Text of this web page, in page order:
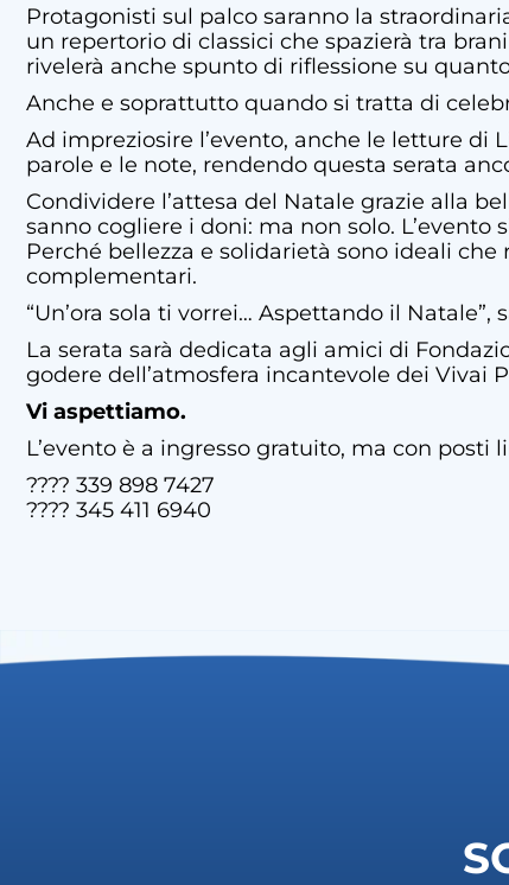
Protagonisti sul palco saranno la
un repertorio di classici che spazierà tra
rivelerà anche spunto di riflessione su
Anche e soprattutto quando si tratta di
Ad impreziosire l’evento, anche le letture
parole e le note, rendendo questa serata
Condividere l’attesa del Natale grazie alla
sanno cogliere i doni: ma non solo.
Perché bellezza e solidarietà sono ideali
complementari.
“Un’ora sola ti vorrei… Aspettando il
La serata sarà dedicata agli amici di
godere dell’atmosfera incantevole dei Vivai
Vi aspettiamo.
L’evento è a ingresso gratuito, ma con
???? 339 898 7427
???? 345 411 6940